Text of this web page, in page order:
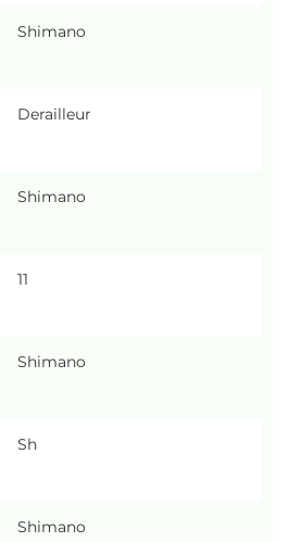
Shimano
Derailleur
Shimano
11
Shimano
Sh
Shimano